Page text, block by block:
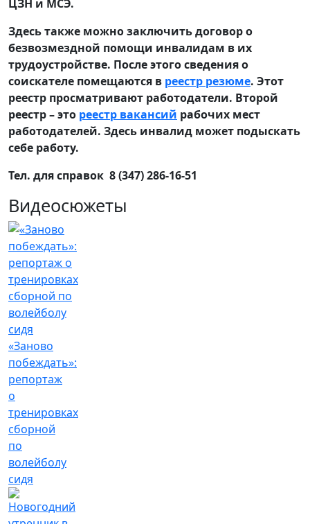
ЦЗН и МСЭ.
Здесь также можно заключить договор о
безвозмездной помощи инвалидам в их
трудоустройстве. После этого сведения о
соискателе помещаются в реестр резюме. Этот
реестр просматривают работодатели. Второй
реестр – это реестр вакансий рабочих мест
работодателей. Здесь инвалид может подыскать
себе работу.
Тел. для справок 8 (347) 286-16-51
Видеосюжеты
«Заново
побеждать»:
репортаж
о
тренировках
сборной
по
волейболу
сидя